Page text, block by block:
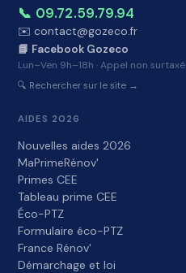
📞 09.72.59.79.94
✉️ contact@gozeco.fr
📘 Facebook Gozeco
Lun–Ven 9h–18h · Appel non surtaxé
🔍 Rechercher sur le site →
AIDES 2026
Nouvelles aides 2026
MaPrimeRénov'
Primes CEE
Tableau prime CEE
Éco-PTZ
Formulaire éco-PTZ
France Rénov'
Démarchage et loi